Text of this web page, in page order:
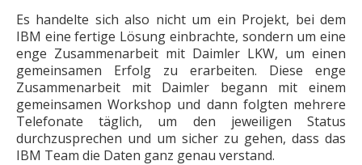
Es handelte sich also nicht um ein Projekt, bei dem
IBM eine fertige Lösung einbrachte, sondern um eine
enge Zusammenarbeit mit Daimler LKW, um einen
gemeinsamen Erfolg zu erarbeiten. Diese enge
Zusammenarbeit mit Daimler begann mit einem
gemeinsamen Workshop und dann folgten mehrere
Telefonate täglich, um den jeweiligen Status
durchzusprechen und um sicher zu gehen, dass das
IBM Team die Daten ganz genau verstand.